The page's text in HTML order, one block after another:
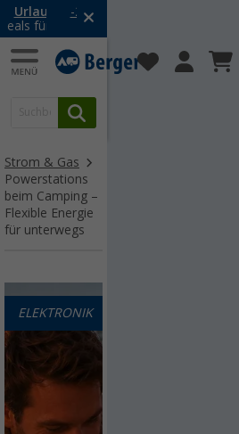
Urlaubs-SALE:
für dein Abenteuer!
-20% auf Kleidung und Schuhe
Mit dem Aktionscode
Strom & Gas
Powerstations
beim Camping –
Flexible Energie
für unterwegs
ELEKTRONIK